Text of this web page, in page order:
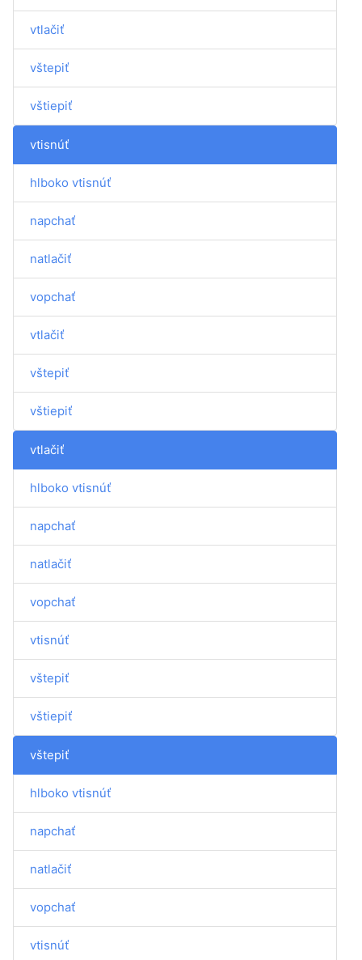
vtlačiť
vštepiť
vštiepiť
vtisnúť
hlboko vtisnúť
napchať
natlačiť
vopchať
vtlačiť
vštepiť
vštiepiť
vtlačiť
hlboko vtisnúť
napchať
natlačiť
vopchať
vtisnúť
vštepiť
vštiepiť
vštepiť
hlboko vtisnúť
napchať
natlačiť
vopchať
vtisnúť